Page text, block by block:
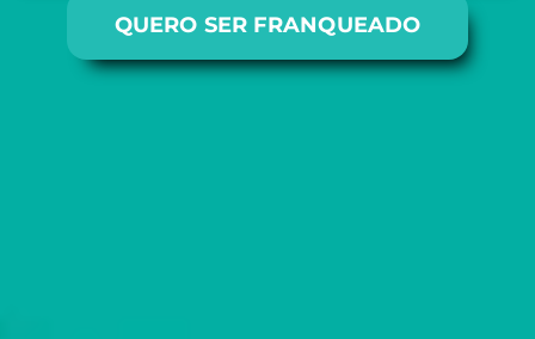
QUERO SER FRANQUEADO